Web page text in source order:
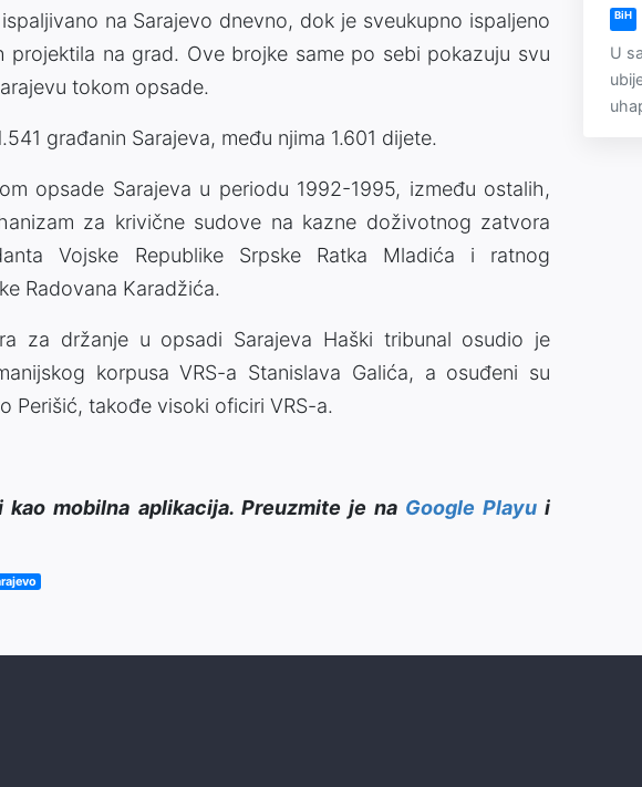
na Sarajevo dnevno, dok je sveukupno ispaljeno
projektila na grad. Ove brojke same po sebi pokazuju svu
tokom opsade.
građanin Sarajeva, među njima 1.601 dijete.
opsade Sarajeva u periodu 1992-1995, između ostalih,
za krivične sudove na kazne doživotnog zatvora
Vojske Republike Srpske Ratka Mladića i ratnog
Radovana Karadžića.
za držanje u opsadi Sarajeva Haški tribunal osudio je
korpusa VRS-a Stanislava Galića, a osuđeni su
Perišić, takođe visoki oficiri VRS-a.
kao mobilna aplikacija. Preuzmite je na Google Playui
BiH
U